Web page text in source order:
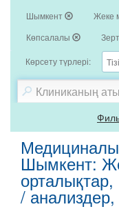
Шымкент
Жеке
Көпсалалы
Көрсету түрлері:
Шымкент:
/